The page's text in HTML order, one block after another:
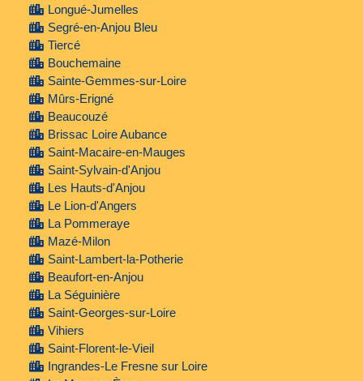
Longué-Jumelles
Segré-en-Anjou Bleu
Tiercé
Bouchemaine
Sainte-Gemmes-sur-Loire
Mûrs-Erigné
Beaucouzé
Brissac Loire Aubance
Saint-Macaire-en-Mauges
Saint-Sylvain-d'Anjou
Les Hauts-d'Anjou
Le Lion-d'Angers
La Pommeraye
Mazé-Milon
Saint-Lambert-la-Potherie
Beaufort-en-Anjou
La Séguinière
Saint-Georges-sur-Loire
Vihiers
Saint-Florent-le-Vieil
Ingrandes-Le Fresne sur Loire